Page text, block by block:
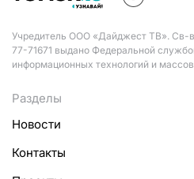
Учредитель ООО «Дайджест ТВ».
77-71671 выдано Федеральной
информационных технологий и
Разделы
Новости
Контакты